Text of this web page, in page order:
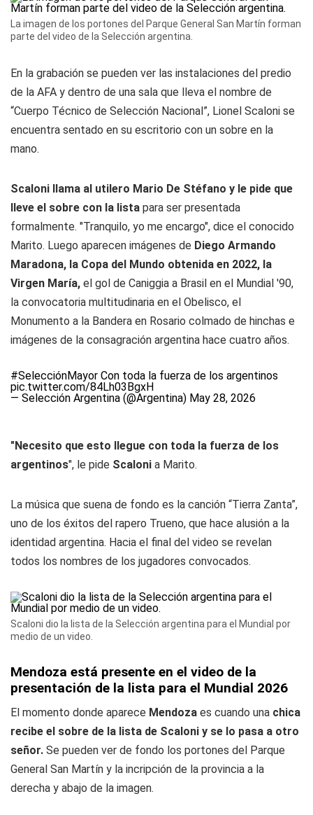
La imagen de los portones del Parque General San Martín forman
parte del video de la Selección argentina.
En la grabación se pueden ver las instalaciones del predio
de la AFA y dentro de una sala que lleva el nombre de
“Cuerpo Técnico de Selección Nacional”, Lionel Scaloni se
encuentra sentado en su escritorio con un sobre en la
mano.
Scaloni llama al utilero Mario De Stéfano y le pide que
lleve el sobre con la lista para ser presentada
formalmente. "Tranquilo, yo me encargo", dice el conocido
Marito. Luego aparecen imágenes de Diego Armando
Maradona, la Copa del Mundo obtenida en 2022, la
Virgen María, el gol de Caniggia a Brasil en el Mundial '90,
la convocatoria multitudinaria en el Obelisco, el
Monumento a la Bandera en Rosario colmado de hinchas e
imágenes de la consagración argentina hace cuatro años.
#SelecciónMayor Con toda la fuerza de los argentinos
pic.twitter.com/84Lh03BgxH
— Selección Argentina (@Argentina) May 28, 2026
"Necesito que esto llegue con toda la fuerza de los
argentinos", le pide Scaloni a Marito.
La música que suena de fondo es la canción “Tierra Zanta”,
uno de los éxitos del rapero Trueno, que hace alusión a la
identidad argentina. Hacia el final del video se revelan
todos los nombres de los jugadores convocados.
Scaloni dio la lista de la Selección argentina para el Mundial por
medio de un video.
Mendoza está presente en el video de la
presentación de la lista para el Mundial 2026
El momento donde aparece Mendoza es cuando una chica
recibe el sobre de la lista de Scaloni y se lo pasa a otro
señor. Se pueden ver de fondo los portones del Parque
General San Martín y la incripción de la provincia a la
derecha y abajo de la imagen.